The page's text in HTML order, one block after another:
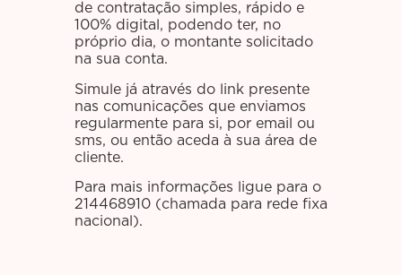
de contratação simples, rápido e
100% digital, podendo ter, no
próprio dia, o montante solicitado
na sua conta.
Simule já através do link presente
nas comunicações que enviamos
regularmente para si, por email ou
sms, ou então aceda à sua área de
cliente.
Para mais informações ligue para o
214468910 (chamada para rede fixa
nacional).